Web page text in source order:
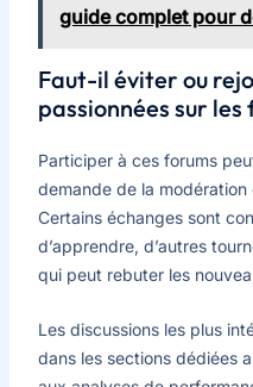
guide complet pour
Faut-il éviter ou
passionnées sur
Participer à ces forums
demande de la modération
Certains échanges sont
d’apprendre, d’autres
qui peut rebuter les
Les discussions les plus
dans les sections dédiées